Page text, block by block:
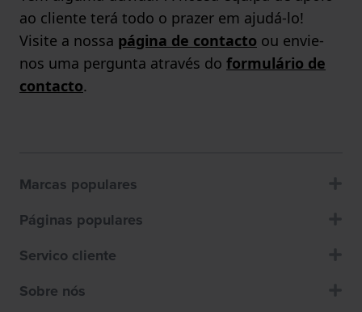
ao cliente terá todo o prazer em ajudá-lo!
Visite a nossa página de contacto ou envie-
nos uma pergunta através do formulário de
contacto.
Marcas populares
Páginas populares
Servico cliente
Sobre nós